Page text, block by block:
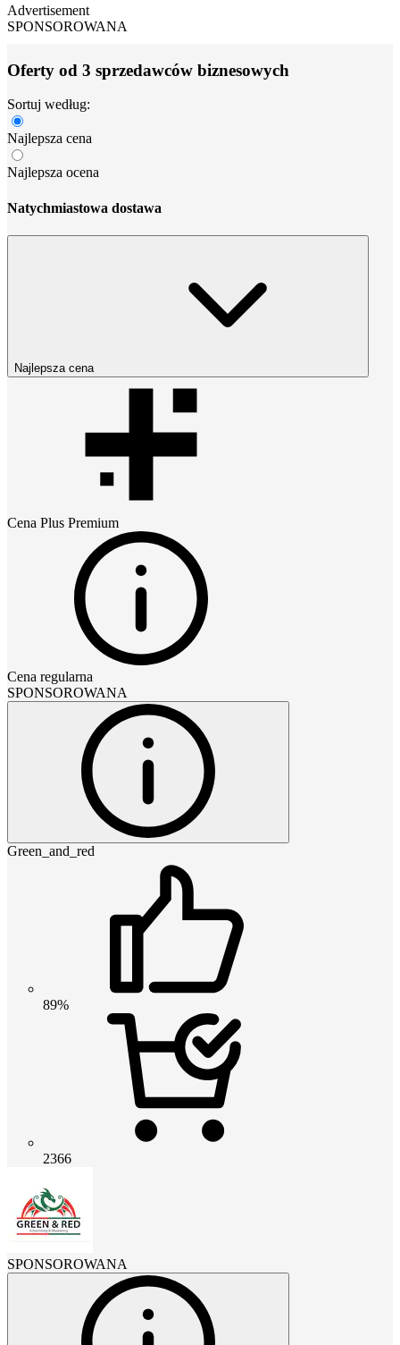
Advertisement
SPONSOROWANA
Oferty od 3 sprzedawców biznesowych
Sortuj według:
Najlepsza cena
Najlepsza ocena
Natychmiastowa dostawa
Najlepsza cena
Cena Plus Premium
Cena regularna
SPONSOROWANA
Green_and_red
89%
2366
SPONSOROWANA